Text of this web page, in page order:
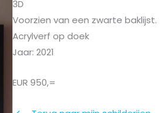
3D
Voorzien van een zwarte baklijst.
Acrylverf op doek
Jaar: 2021
EUR 950,=